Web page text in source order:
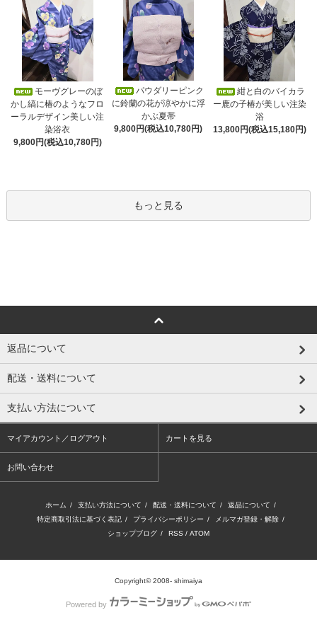
モーヴグレーのぼ
かし縞に椿のようなフロ
ーラルデザイン美しい注
染浴衣
9,800円(税込10,780円)
パウダリーピンク
に鈴蘭の花が涼やかに浮
かぶ夏帯
9,800円(税込10,780円)
紺と白のバイカラ
ー鹿の子椿が美しい注染
浴
13,800円(税込15,180円)
もっと見る
返品について
配送・送料について
支払い方法について
マイアカウント／ログアウト カートを見る
お問い合わせ
ホーム / 支払い方法について / 配送・送料について / 返品について /
特定商取引法に基づく表記 / プライバシーポリシー / メルマガ登録・解除 /
ショップブログ / RSS / ATOM
Copyright© 2008- shimaiya
Powered by